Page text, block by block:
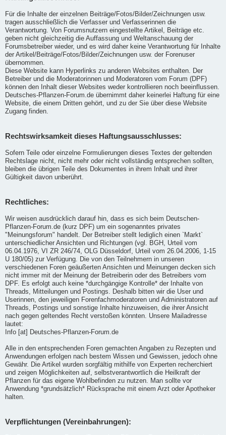
Für die Inhalte der einzelnen Beiträge/Fotos/Bilder/Zeichnungen usw.
tragen ausschließlich die Verfasser und Verfasserinnen die
Verantwortung. Von Forumsnutzern eingestellte Artikel, Beiträge etc.
geben nicht gleichzeitig die Auffassung und Weltanschauung der
Forumsbetreiber wieder, und es wird daher keine Verantwortung für Inhalte
der Artikel/Beiträge/Fotos/Bilder/Zeichnungen usw. der Forenuser
übernommen.
Diese Website kann Hyperlinks zu anderen Websites enthalten. Der
Betreiber und die Moderatorinnen und Moderatoren vom Forum (DPF)
können den Inhalt dieser Websites weder kontrollieren noch beeinflussen.
Deutsches-Pflanzen-Forum.de übernimmt daher keinerlei Haftung für eine
Website, die einem Dritten gehört, und zu der Sie über diese Website
Zugang finden.
Rechtswirksamkeit dieses Haftungsausschlusses:
Sofern Teile oder einzelne Formulierungen dieses Textes der geltenden
Rechtslage nicht, nicht mehr oder nicht vollständig entsprechen sollten,
bleiben die übrigen Teile des Dokumentes in ihrem Inhalt und ihrer
Gültigkeit davon unberührt.
Rechtliches:
Wir weisen ausdrücklich darauf hin, dass es sich beim Deutschen-
Pflanzen-Forum.de (kurz DPF) um ein sogenanntes privates
"Meinungsforum" handelt. Der Betreiber stellt lediglich einen `Markt`
unterschiedlicher Ansichten und Richtungen (vgl. BGH, Urteil vom
06.04.1976, VI ZR 246/74, OLG Düsseldorf, Urteil vom 26.04.2006, 1-15
U 180/05) zur Verfügung. Die von den Teilnehmern in unseren
verschiedenen Foren geäußerten Ansichten und Meinungen decken sich
nicht immer mit der Meinung der Betreiberin oder des Betreibers vom
DPF. Es erfolgt auch keine *durchgängige Kontrolle* der Inhalte von
Threads, Mitteilungen und Postings. Deshalb bitten wir die User und
Userinnen, den jeweiligen Forenfachmoderatoren und Administratoren auf
Threads, Postings und sonstige Inhalte hinzuweisen, die ihrer Ansicht
nach gegen geltendes Recht verstoßen könnten. Unsere Mailadresse
lautet:
Info [at] Deutsches-Pflanzen-Forum.de
Alle in den entsprechenden Foren gemachten Angaben zu Rezepten und
Anwendungen erfolgen nach bestem Wissen und Gewissen, jedoch ohne
Gewähr. Die Artikel wurden sorgfältig mithilfe von Experten recherchiert
und zeigen Möglichkeiten auf, selbstverantwortlich die Heilkraft der
Pflanzen für das eigene Wohlbefinden zu nutzen. Man sollte vor
Anwendung *grundsätzlich* Rücksprache mit einem Arzt oder Apotheker
halten.
Verpflichtungen (Vereinbahrungen):